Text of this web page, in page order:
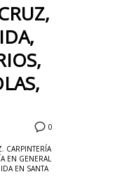
0
, CARPINTERÍA
EN GENERAL
EN SANTA